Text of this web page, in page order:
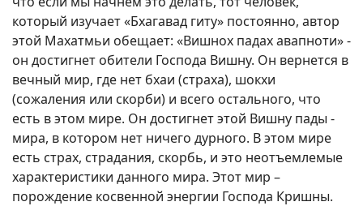
который изучает «Бхагавад гиту» постоянно, автор
этой Махатмьи обещает: «Вишнох падах авапноти» -
он достигнет обители Господа Вишну. Он вернется в
вечный мир, где нет бхаи (страха), шокхи
(сожаления или скорби) и всего остального, что
есть в этом мире. Он достигнет этой Вишну пады -
мира, в котором нет ничего дурного. В этом мире
есть страх, страдания, скорбь, и это неотъемлемые
характеристики данного мира. Этот мир –
порождение косвенной энергии Господа Кришны.